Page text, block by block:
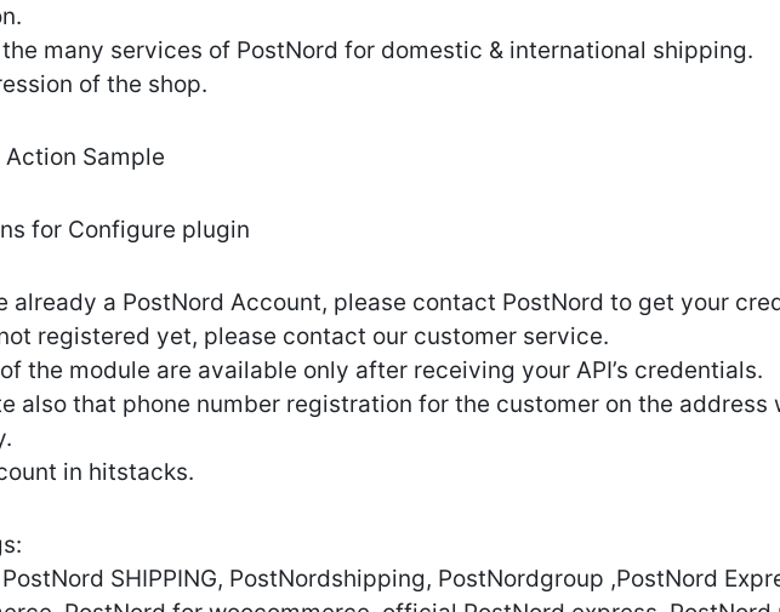
many services of PostNord for domestic & international shipping.
of the shop.
Action Sample
for Configure plugin
already a PostNord Account, please contact PostNord to get your
registered yet, please contact our customer service.
the module are available only after receiving your API’s credentials.
also that phone number registration for the customer on the address
in hitstacks.
SHIPPING, PostNordshipping, PostNordgroup ,PostNord